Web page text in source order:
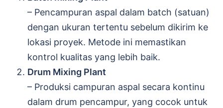
– Pencampuran aspal dalam batch (satuan)
dengan ukuran tertentu sebelum dikirim ke
lokasi proyek. Metode ini memastikan
kontrol kualitas yang lebih baik.
Drum Mixing Plant
– Produksi campuran aspal secara kontinu
dalam drum pencampur, yang cocok untuk